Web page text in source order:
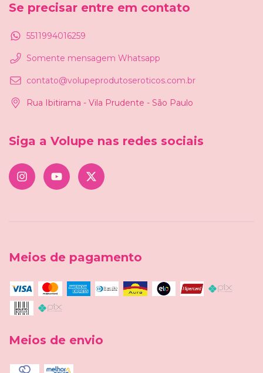
Se precisar entre em contato
5511994016259
Somente mensagem Whatsapp
contato@volupeprodutoseroticos.com.br
Rua Ibitirama - Vila Prudente - São Paulo
Siga a Volupe nas redes sociais
Meios de pagamento
Meios de envio